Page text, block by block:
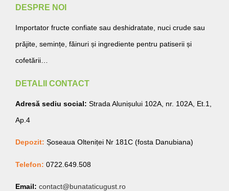
DESPRE NOI
Importator fructe confiate sau deshidratate, nuci crude sau
prăjite, semințe, făinuri și ingrediente pentru patiserii și
cofetării…
DETALII CONTACT
Adresă sediu social: Strada Alunișului 102A, nr. 102A, Et.1,
Ap.4
Depozit: Șoseaua Olteniței Nr 181C (fosta Danubiana)
Telefon: 0722.649.508
Email: contact@bunataticugust.ro